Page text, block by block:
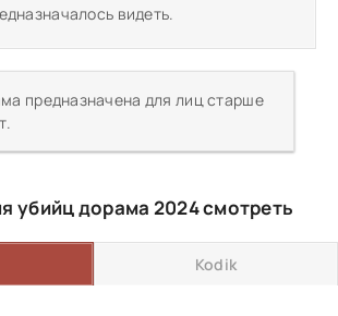
видеть.
предназначена для лиц старше
убийц дорама 2024 смотреть
Kodik